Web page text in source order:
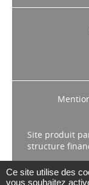
Site produit
structure
Ce site utilise des
vous souhaitez